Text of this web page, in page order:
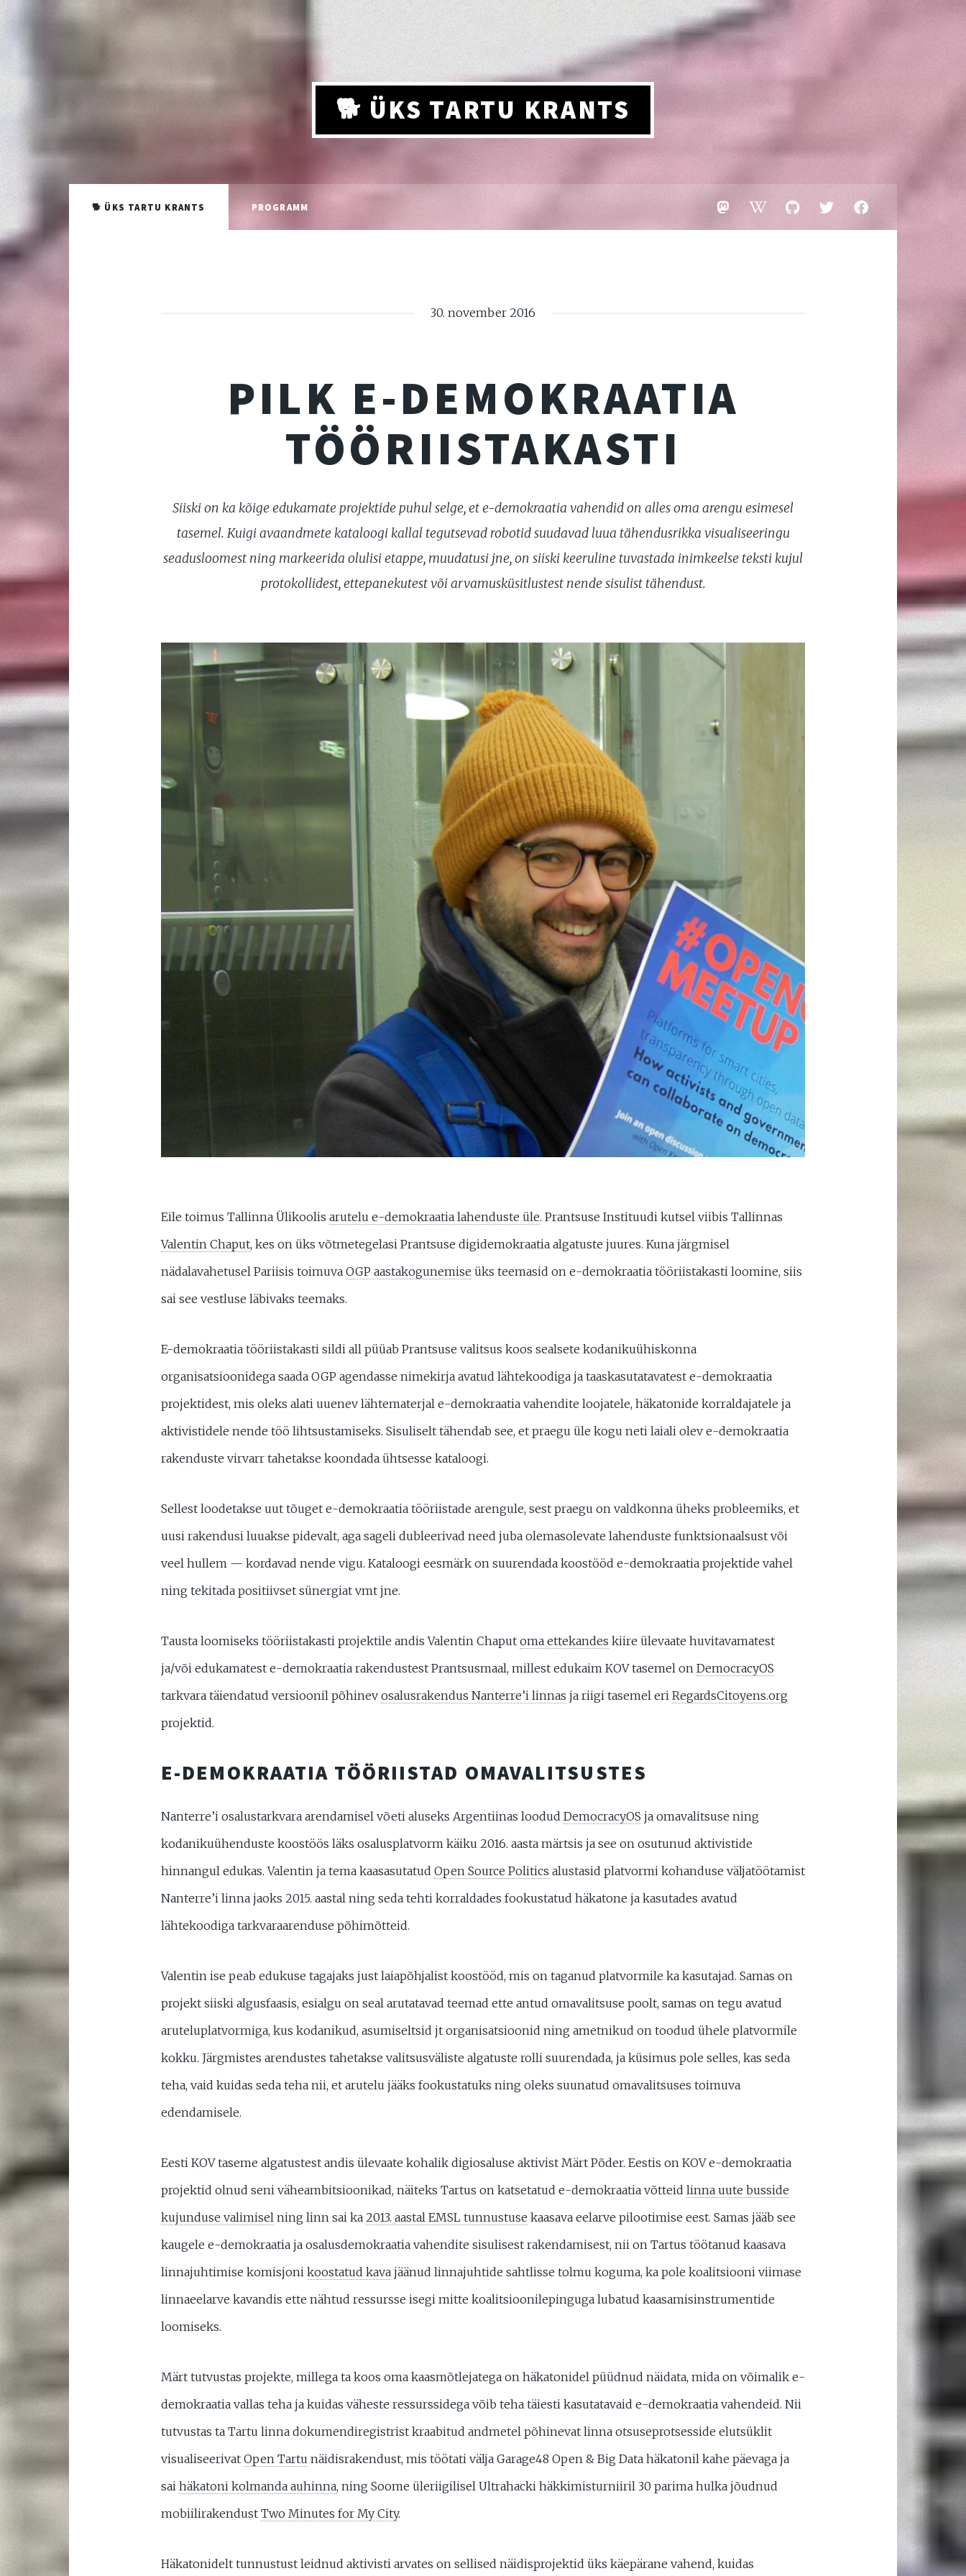
🐕 ÜKS TARTU KRANTS
🐕 ÜKS TARTU KRANTS PROGRAMM
30. november 2016
PILK E-DEMOKRAATIA
TÖÖRIISTAKASTI
Siiski on ka kõige edukamate projektide puhul selge, et e-demokraatia vahendid on alles oma arengu esimesel
tasemel. Kuigi avaandmete kataloogi kallal tegutsevad robotid suudavad luua tähendusrikka visualiseeringu
seadusloomest ning markeerida olulisi etappe, muudatusi jne, on siiski keeruline tuvastada inimkeelse teksti kujul
protokollidest, ettepanekutest või arvamusküsitlustest nende sisulist tähendust.
Eile toimus Tallinna Ülikoolis arutelu e-demokraatia lahenduste üle. Prantsuse Instituudi kutsel viibis Tallinnas
Valentin Chaput, kes on üks võtmetegelasi Prantsuse digidemokraatia algatuste juures. Kuna järgmisel
nädalavahetusel Pariisis toimuva OGP aastakogunemise üks teemasid on e-demokraatia tööriistakasti loomine, siis
sai see vestluse läbivaks teemaks.
E-demokraatia tööriistakasti sildi all püüab Prantsuse valitsus koos sealsete kodanikuühiskonna
organisatsioonidega saada OGP agendasse nimekirja avatud lähtekoodiga ja taaskasutatavatest e-demokraatia
projektidest, mis oleks alati uuenev lähtematerjal e-demokraatia vahendite loojatele, häkatonide korraldajatele ja
aktivistidele nende töö lihtsustamiseks. Sisuliselt tähendab see, et praegu üle kogu neti laiali olev e-demokraatia
rakenduste virvarr tahetakse koondada ühtsesse kataloogi.
Sellest loodetakse uut tõuget e-demokraatia tööriistade arengule, sest praegu on valdkonna üheks probleemiks, et
uusi rakendusi luuakse pidevalt, aga sageli dubleerivad need juba olemasolevate lahenduste funktsionaalsust või
veel hullem — kordavad nende vigu. Kataloogi eesmärk on suurendada koostööd e-demokraatia projektide vahel
ning tekitada positiivset sünergiat vmt jne.
Tausta loomiseks tööriistakasti projektile andis Valentin Chaput oma ettekandes kiire ülevaate huvitavamatest
ja/või edukamatest e-demokraatia rakendustest Prantsusmaal, millest edukaim KOV tasemel on DemocracyOS
tarkvara täiendatud versioonil põhinev osalusrakendus Nanterre’i linnas ja riigi tasemel eri RegardsCitoyens.org
projektid.
E-DEMOKRAATIA TÖÖRIISTAD OMAVALITSUSTES
Nanterre’i osalustarkvara arendamisel võeti aluseks Argentiinas loodud DemocracyOS ja omavalitsuse ning
kodanikuühenduste koostöös läks osalusplatvorm käiku 2016. aasta märtsis ja see on osutunud aktivistide
hinnangul edukas. Valentin ja tema kaasasutatud Open Source Politics alustasid platvormi kohanduse väljatöötamist
Nanterre’i linna jaoks 2015. aastal ning seda tehti korraldades fookustatud häkatone ja kasutades avatud
lähtekoodiga tarkvaraarenduse põhimõtteid.
Valentin ise peab edukuse tagajaks just laiapõhjalist koostööd, mis on taganud platvormile ka kasutajad. Samas on
projekt siiski algusfaasis, esialgu on seal arutatavad teemad ette antud omavalitsuse poolt, samas on tegu avatud
aruteluplatvormiga, kus kodanikud, asumiseltsid jt organisatsioonid ning ametnikud on toodud ühele platvormile
kokku. Järgmistes arendustes tahetakse valitsusväliste algatuste rolli suurendada, ja küsimus pole selles, kas seda
teha, vaid kuidas seda teha nii, et arutelu jääks fookustatuks ning oleks suunatud omavalitsuses toimuva
edendamisele.
Eesti KOV taseme algatustest andis ülevaate kohalik digiosaluse aktivist Märt Põder. Eestis on KOV e-demokraatia
projektid olnud seni väheambitsioonikad, näiteks Tartus on katsetatud e-demokraatia võtteid linna uute busside
kujunduse valimisel ning linn sai ka 2013. aastal EMSL tunnustuse kaasava eelarve pilootimise eest. Samas jääb see
kaugele e-demokraatia ja osalusdemokraatia vahendite sisulisest rakendamisest, nii on Tartus töötanud kaasava
linnajuhtimise komisjoni koostatud kava jäänud linnajuhtide sahtlisse tolmu koguma, ka pole koalitsiooni viimase
linnaeelarve kavandis ette nähtud ressursse isegi mitte koalitsioonilepinguga lubatud kaasamisinstrumentide
loomiseks.
Märt tutvustas projekte, millega ta koos oma kaasmõtlejatega on häkatonidel püüdnud näidata, mida on võimalik e-
demokraatia vallas teha ja kuidas väheste ressurssidega võib teha täiesti kasutatavaid e-demokraatia vahendeid. Nii
tutvustas ta Tartu linna dokumendiregistrist kraabitud andmetel põhinevat linna otsuseprotsesside elutsüklit
visualiseerivat Open Tartu näidisrakendust, mis töötati välja Garage48 Open & Big Data häkatonil kahe päevaga ja
sai häkatoni kolmanda auhinna, ning Soome üleriigilisel Ultrahacki häkkimisturniiril 30 parima hulka jõudnud
mobiilirakendust Two Minutes for My City.
Häkatonidelt tunnustust leidnud aktivisti arvates on sellised näidisprojektid üks käepärane vahend, kuidas